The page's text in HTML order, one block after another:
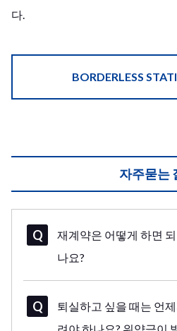
다.
BORDERLESS
자주묻는
재계약은 어떻게 하면
나요?
퇴실하고 싶을 때는 언